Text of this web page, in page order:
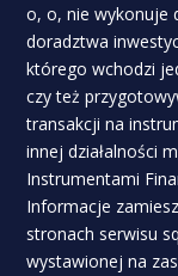
o, o, nie wykonuje
doradztwa
którego wchodzi
czy też
transakcji na
innej działalności
Instrumentami
Informacje
stronach serwisu
wystawionej na